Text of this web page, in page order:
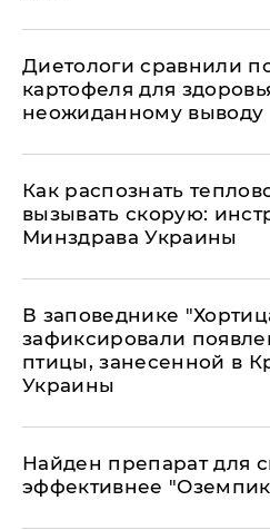
Диетологи сравнили
картофеля для
неожиданному выводу
Как распознать
вызывать скорую:
Минздрава Украины
В заповеднике
зафиксировали
птицы, занесенной в
Украины
Найден препарат для
эффективнее